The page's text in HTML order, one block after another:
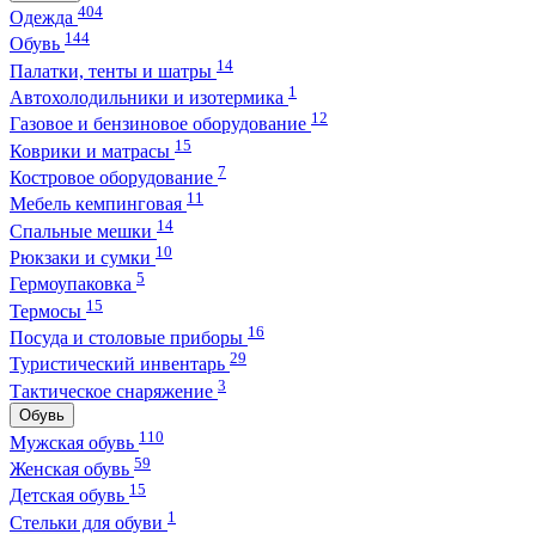
Одежда 404
Обувь 144
Палатки, тенты и шатры 14
Автохолодильники и изотермика 1
Газовое и бензиновое оборудование 12
Коврики и матрасы 15
Костровое оборудование 7
Мебель кемпинговая 11
Спальные мешки 14
Рюкзаки и сумки 10
Гермоупаковка 5
Термосы 15
Посуда и столовые приборы 16
Туристический инвентарь 29
Тактическое снаряжение 3
Обувь
Мужская обувь 110
Женская обувь 59
Детская обувь 15
Стельки для обуви 1